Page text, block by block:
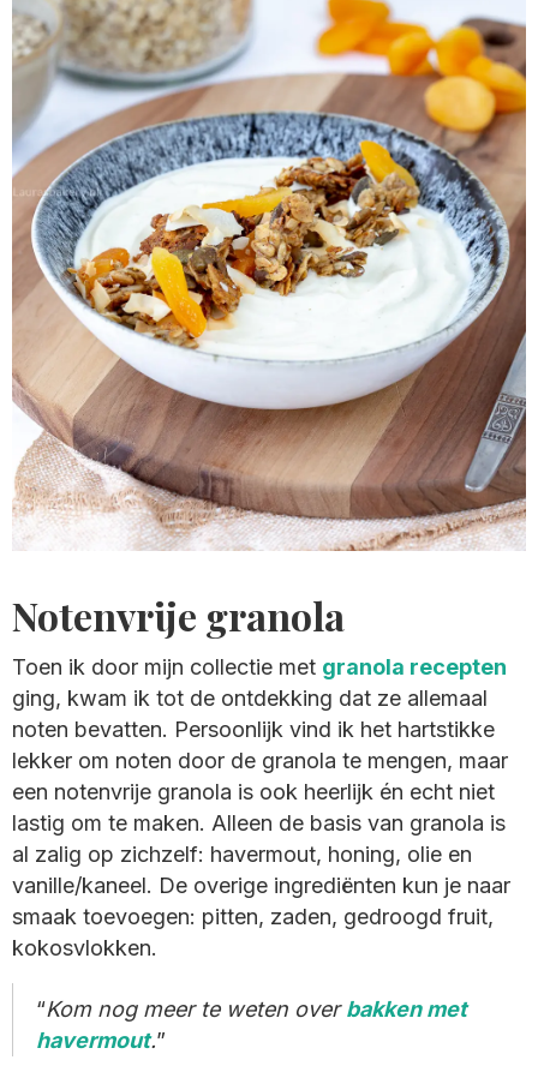
Notenvrije granola
Toen ik door mijn collectie met granola recepten
ging, kwam ik tot de ontdekking dat ze allemaal
noten bevatten. Persoonlijk vind ik het hartstikke
lekker om noten door de granola te mengen, maar
een notenvrije granola is ook heerlijk én echt niet
lastig om te maken. Alleen de basis van granola is
al zalig op zichzelf: havermout, honing, olie en
vanille/kaneel. De overige ingrediënten kun je naar
smaak toevoegen: pitten, zaden, gedroogd fruit,
kokosvlokken.
Kom nog meer te weten overbakken met
havermout.